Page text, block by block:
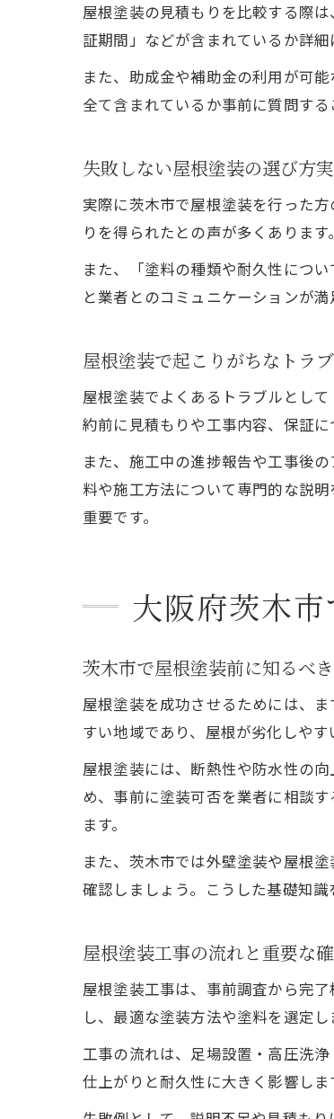
屋根塗装の見積もりを比較する際
証期間」などが含まれているか詳
また、助成金や補助金の利用が可
全て含まれているか事前に質問す
失敗しない屋根塗装の選び方
実際に茨木市で屋根塗装を行った
りを得られたとの声が多くありま
また、「塗料の種類や耐久性につ
と業者とのコミュニケーションが
屋根塗装で起こりがちなトラ
屋根塗装でよくあるトラブルとし
約前に見積もりや工事内容、保証
また、施工中の進捗報告や工事後
料や施工方法について専門的な説
重要です。
大阪府茨木
茨木市で屋根塗装前に知るべ
屋根塗装を成功させるためには、
すい地域であり、屋根が劣化しや
屋根塗装には、断熱性や防水性の
め、事前に塗装可否を業者に相談
ます。
また、茨木市では外壁塗装や屋根
確認しましょう。こうした基礎知
屋根塗装工事の流れと重要な
屋根塗装工事は、事前調査から完
し、最適な塗装方法や塗料を選定
工事の流れは、足場設置・高圧洗
仕上がりと耐久性に大きく影響し